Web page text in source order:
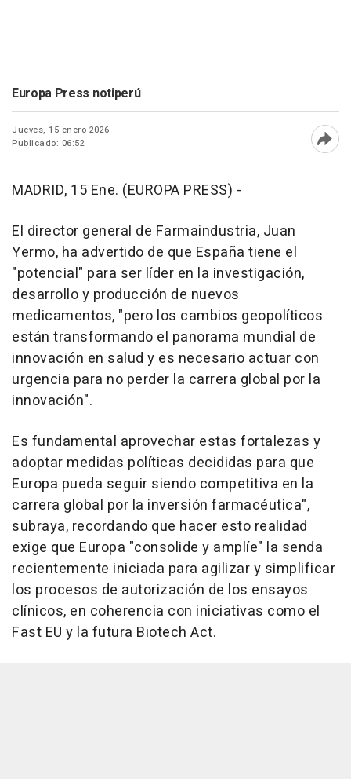
Europa Press notiperú
Jueves, 15 enero 2026
Publicado: 06:52
MADRID, 15 Ene. (EUROPA PRESS) -
El director general de Farmaindustria, Juan
Yermo, ha advertido de que España tiene el
"potencial" para ser líder en la investigación,
desarrollo y producción de nuevos
medicamentos, "pero los cambios geopolíticos
están transformando el panorama mundial de
innovación en salud y es necesario actuar con
urgencia para no perder la carrera global por la
innovación".
Es fundamental aprovechar estas fortalezas y
adoptar medidas políticas decididas para que
Europa pueda seguir siendo competitiva en la
carrera global por la inversión farmacéutica",
subraya, recordando que hacer esto realidad
exige que Europa "consolide y amplíe" la senda
recientemente iniciada para agilizar y simplificar
los procesos de autorización de los ensayos
clínicos, en coherencia con iniciativas como el
Fast EU y la futura Biotech Act.